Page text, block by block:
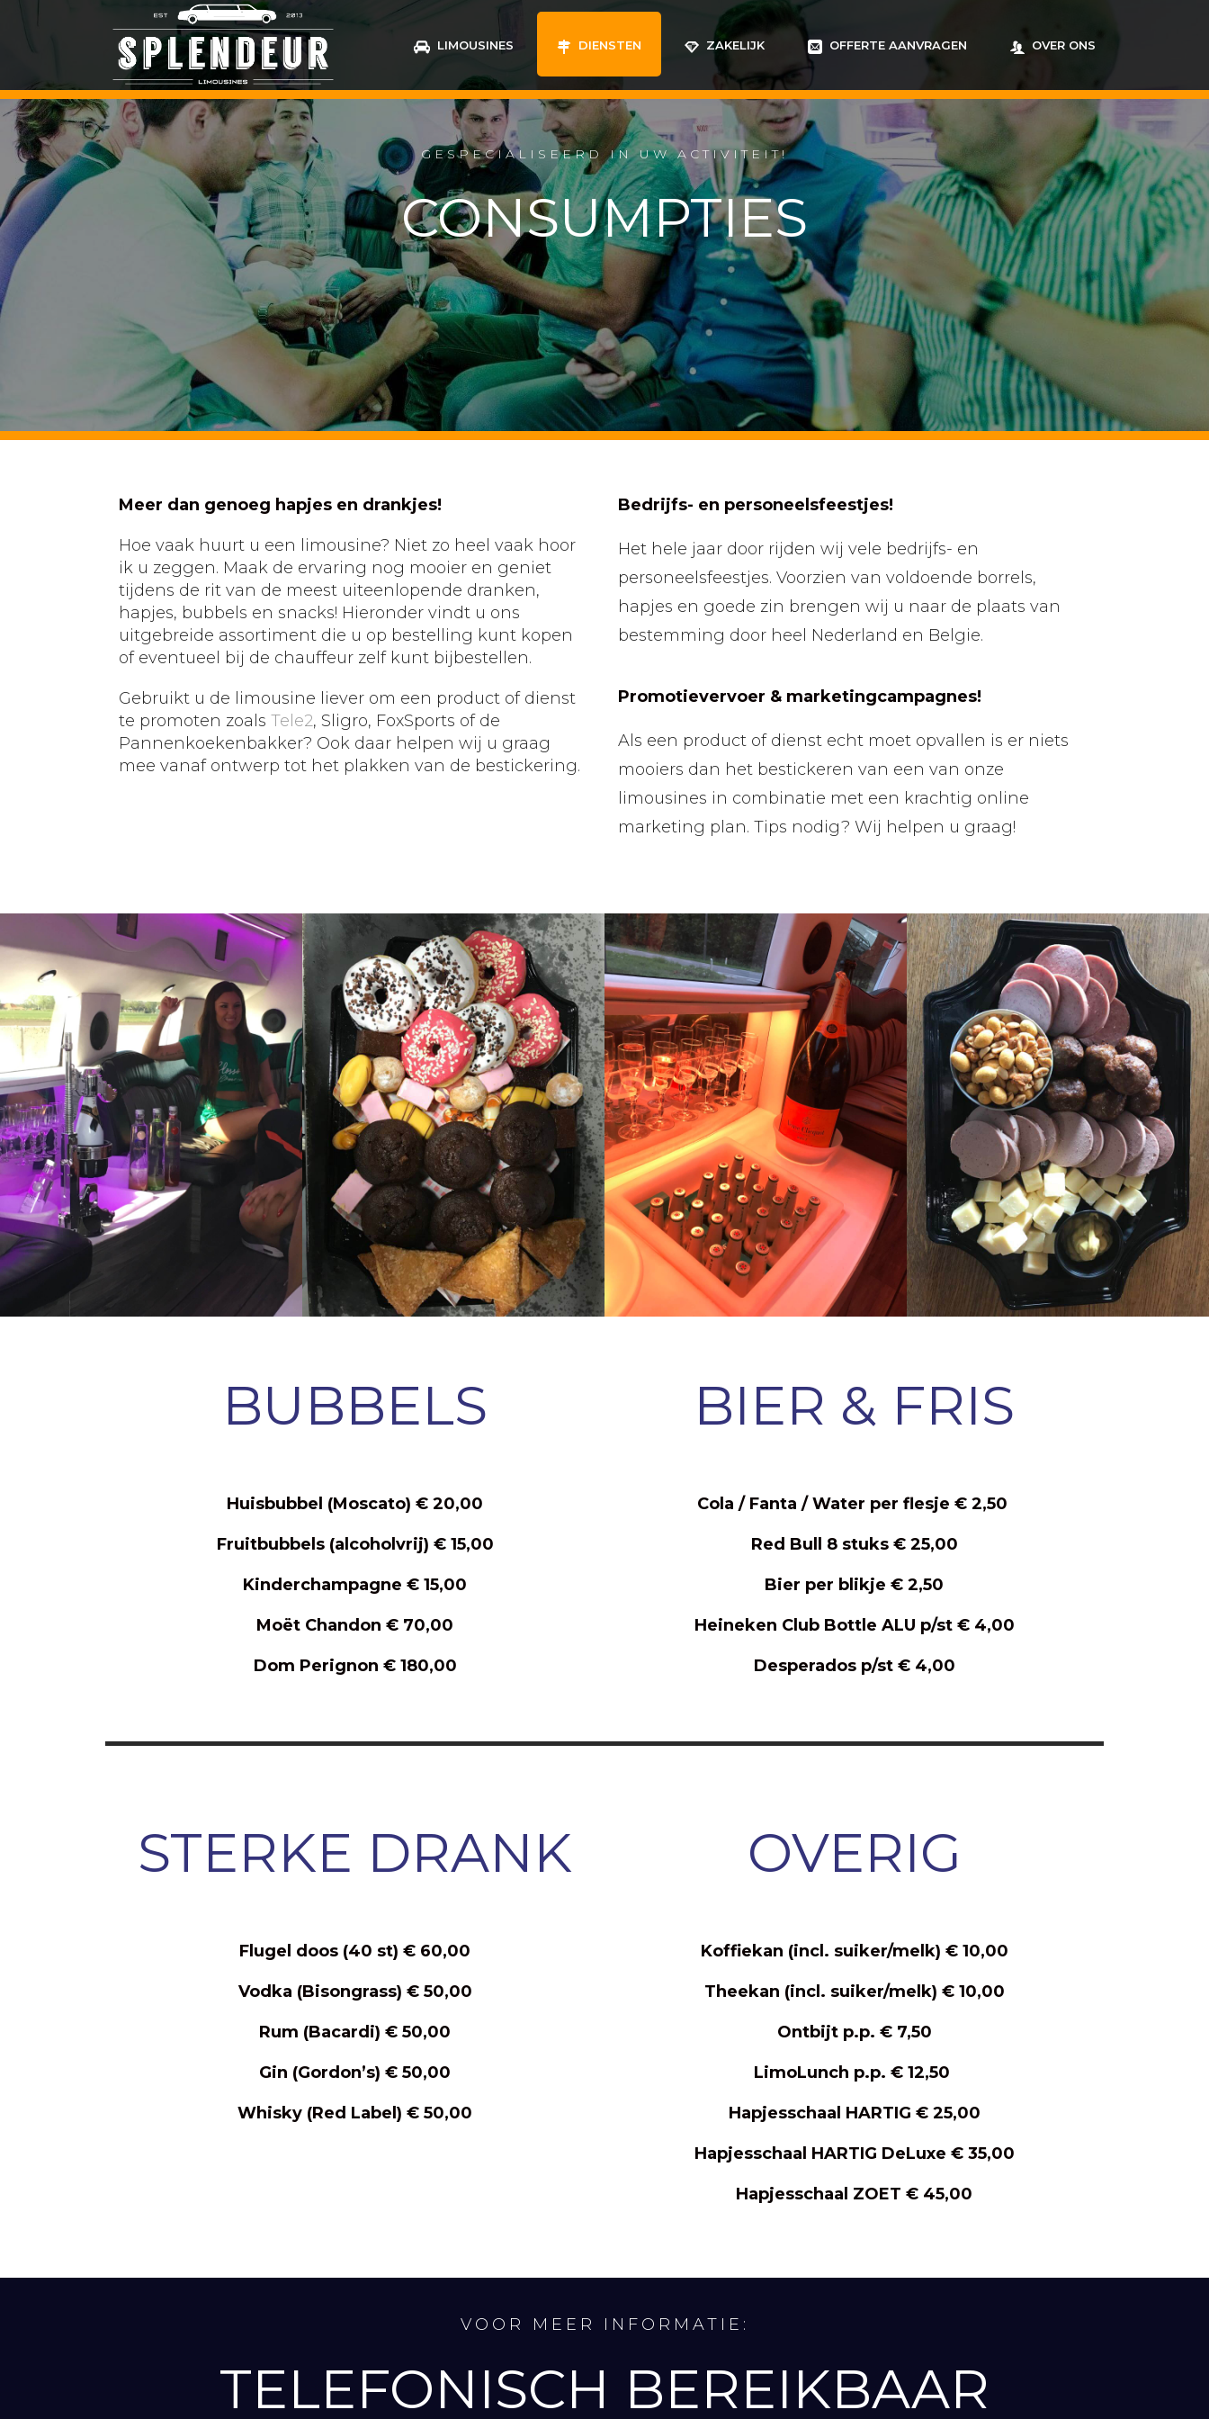
LIMOUSINES DIENSTEN ZAKELIJK OFFERTE AANVRAGEN OVER ONS
GESPECIALISEERD IN UW ACTIVITEIT!
CONSUMPTIES
Meer dan genoeg hapjes en drankjes!
Hoe vaak huurt u een limousine? Niet zo heel vaak hoor
ik u zeggen. Maak de ervaring nog mooier en geniet
tijdens de rit van de meest uiteenlopende dranken,
hapjes, bubbels en snacks! Hieronder vindt u ons
uitgebreide assortiment die u op bestelling kunt kopen
of eventueel bij de chauffeur zelf kunt bijbestellen.
Gebruikt u de limousine liever om een product of dienst
te promoten zoals Tele2, Sligro, FoxSports of de
Pannenkoekenbakker? Ook daar helpen wij u graag
mee vanaf ontwerp tot het plakken van de bestickering.
Bedrijfs- en personeelsfeestjes!
Het hele jaar door rijden wij vele bedrijfs- en
personeelsfeestjes. Voorzien van voldoende borrels,
hapjes en goede zin brengen wij u naar de plaats van
bestemming door heel Nederland en Belgie.
Promotievervoer & marketingcampagnes!
Als een product of dienst echt moet opvallen is er niets
mooiers dan het bestickeren van een van onze
limousines in combinatie met een krachtig online
marketing plan. Tips nodig? Wij helpen u graag!
BUBBELS
Huisbubbel (Moscato) € 20,00
Fruitbubbels (alcoholvrij) € 15,00
Kinderchampagne € 15,00
Moët Chandon € 70,00
Dom Perignon € 180,00
BIER & FRIS
Cola / Fanta / Water per flesje € 2,50
Red Bull 8 stuks € 25,00
Bier per blikje € 2,50
Heineken Club Bottle ALU p/st € 4,00
Desperados p/st € 4,00
STERKE DRANK
Flugel doos (40 st) € 60,00
Vodka (Bisongrass) € 50,00
Rum (Bacardi) € 50,00
Gin (Gordon’s) € 50,00
Whisky (Red Label) € 50,00
OVERIG
Koffiekan (incl. suiker/melk) € 10,00
Theekan (incl. suiker/melk) € 10,00
Ontbijt p.p. € 7,50
LimoLunch p.p. € 12,50
Hapjesschaal HARTIG € 25,00
Hapjesschaal HARTIG DeLuxe € 35,00
Hapjesschaal ZOET € 45,00
VOOR MEER INFORMATIE:
TELEFONISCH BEREIKBAAR